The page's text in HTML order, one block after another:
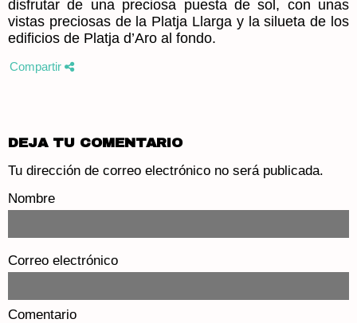
disfrutar de una preciosa puesta de sol, con unas
vistas preciosas de la Platja Llarga y la silueta de los
edificios de Platja d’Aro al fondo.
Compartir
DEJA TU COMENTARIO
Tu dirección de correo electrónico no será publicada.
Nombre
Correo electrónico
Comentario